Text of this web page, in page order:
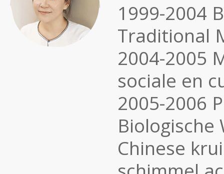
1999-2004
Traditional
2004-2005
sociale en
2005-2006
Biologische
Chinese